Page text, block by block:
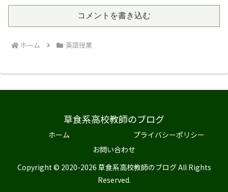
コメントを書き込む
ホーム 英語授業
草食系高校教師のブログ
ホーム
プライバシーポリシー
お問い合わせ
Copyright © 2020-2026 草食系高校教師のブログ All Rights
Reserved.